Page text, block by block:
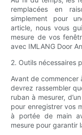
remplacées en
simplement pour
article, nous vous
mesure de vos
avec IMLANG Door
2. Outils nécessaires
Avant de
devrez rassembler
ruban à mesurer,
pour enregistrer vos
à portée de main
mesure pour garantir